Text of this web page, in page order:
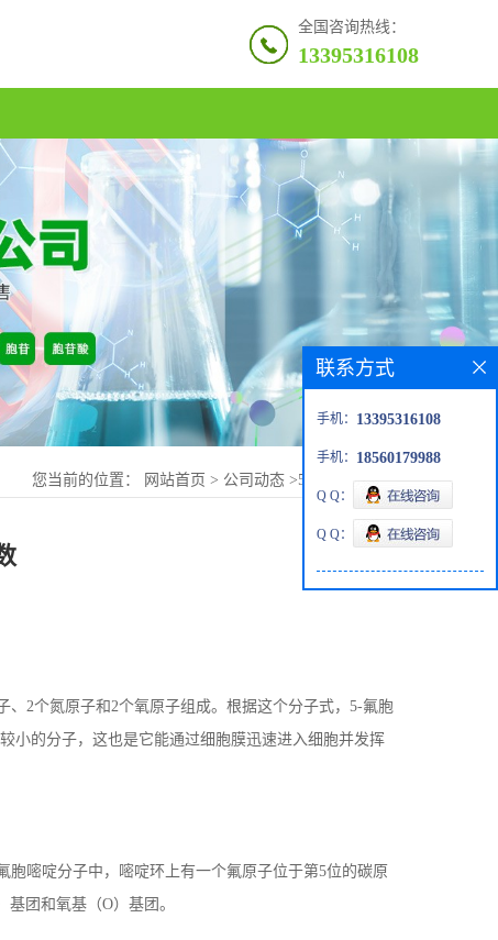
全国咨询热线：
13395316108
您当前的位置： 网站首页 > 公司动态 >5-氟胞嘧啶分子数
、 2个氮原子和2个氧原子组成。根据这个分子式， 5-氟胞
小的分子，这也是它能通过细胞膜迅速进入细胞并发挥
胞嘧啶分子中，嘧啶环上有一个氟原子位于第5位的碳原
基团和氧基（O）基团。
联系方式
手机： 13395316108
手机： 18560179988
Q Q：
Q Q：